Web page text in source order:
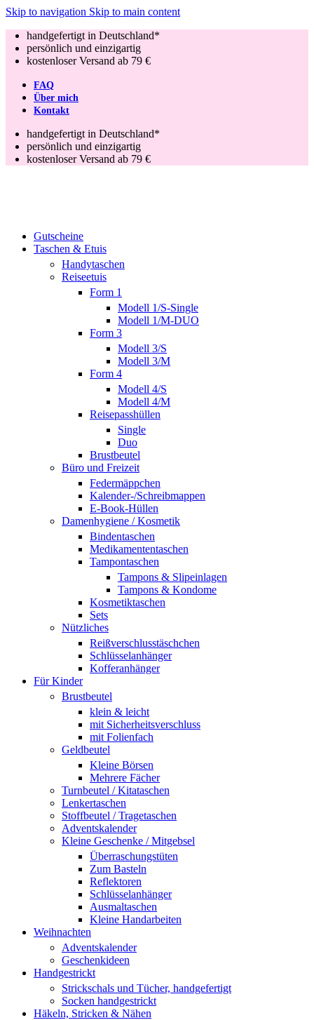
Skip to navigation Skip to main content
handgefertigt in Deutschland*
persönlich und einzigartig
kostenloser Versand ab 79 €
FAQ
Über mich
Kontakt
handgefertigt in Deutschland*
persönlich und einzigartig
kostenloser Versand ab 79 €
Gutscheine
Taschen & Etuis
Handytaschen
Reiseetuis
Form 1
Modell 1/S-Single
Modell 1/M-DUO
Form 3
Modell 3/S
Modell 3/M
Form 4
Modell 4/S
Modell 4/M
Reisepasshüllen
Single
Duo
Brustbeutel
Büro und Freizeit
Federmäppchen
Kalender-/Schreibmappen
E-Book-Hüllen
Damenhygiene / Kosmetik
Bindentaschen
Medikamententaschen
Tampontaschen
Tampons & Slipeinlagen
Tampons & Kondome
Kosmetiktaschen
Sets
Nützliches
Reißverschlusstäschchen
Schlüsselanhänger
Kofferanhänger
Für Kinder
Brustbeutel
klein & leicht
mit Sicherheitsverschluss
mit Folienfach
Geldbeutel
Kleine Börsen
Mehrere Fächer
Turnbeutel / Kitataschen
Lenkertaschen
Stoffbeutel / Tragetaschen
Adventskalender
Kleine Geschenke / Mitgebsel
Überraschungstüten
Zum Basteln
Reflektoren
Schlüsselanhänger
Ausmaltaschen
Kleine Handarbeiten
Weihnachten
Adventskalender
Geschenkideen
Handgestrickt
Strickschals und Tücher, handgefertigt
Socken handgestrickt
Häkeln, Stricken & Nähen